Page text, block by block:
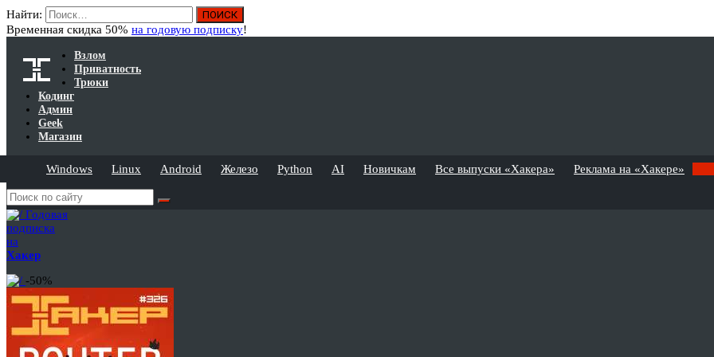
Найти:
Временная скидка 50% на годовую подписку!
Взлом
Приватность
Трюки
Кодинг
Админ
Geek
Магазин
Windows Linux Android Железо Python AI Новичкам Все выпуски «Хакера» Реклама на «Хакере»
Годовая
подписка
на
Хакер
-50%